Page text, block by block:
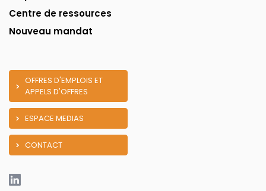
Centre de ressources
Nouveau mandat
OFFRES D'EMPLOIS ET
APPELS D'OFFRES
ESPACE MEDIAS
CONTACT